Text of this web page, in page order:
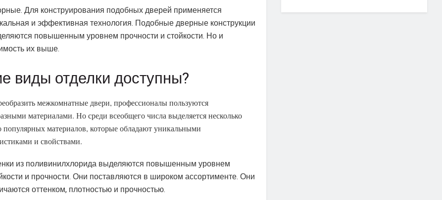
Для конструирования подобных дверей применяется
и эффективная технология. Подобные дверные конструкции
повышенным уровнем прочности и стойкости. Но и
их выше.
виды отделки доступны?
межкомнатные двери, профессионалы пользуются
материалами. Но среди всеобщего числа выделяется несколько
популярных материалов, которые обладают уникальными
и свойствами.
из поливинилхлорида выделяются повышенным уровнем
и прочности. Они поставляются в широком ассортименте. Они
оттенком, плотностью и прочностью.